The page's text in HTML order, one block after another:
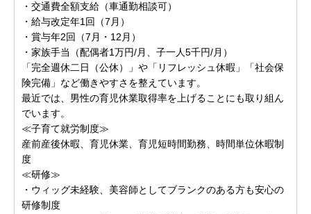
・交通費全額支給（車通勤相談可）
・給与改定年1回（7月）
・賞与年2回（7月・12月）
・家族手当（配偶者1万円/月、子一人5千円/月）
「完全週休二日（公休）」や「リフレッシュ休暇」「社会保
険完備」など働きやすさを整えています。
最近では、男性の育児休業取得率を上げることにも取り組ん
でいます。
≪子育て就労制度≫
産前産後休暇、育児休業、育児短時間勤務、時間単位休暇制
度
≪研修≫
・ウィッグ未経験、美容師としてブランクのある方も安心の
研修制度